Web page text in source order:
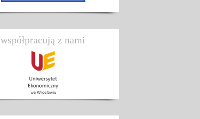
współpracują z nami